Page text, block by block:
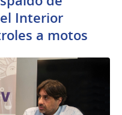
Interior
a motos